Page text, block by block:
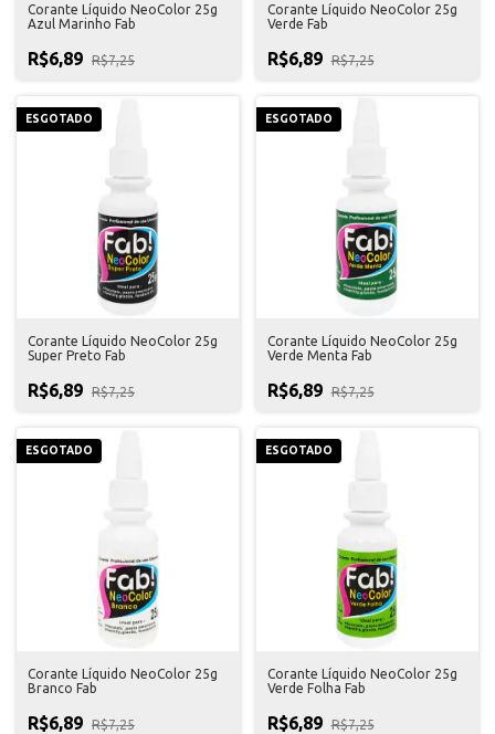
Corante Líquido NeoColor 25g
Azul Marinho Fab
R$6,89 R$7,25
Corante Líquido NeoColor 25g
Verde Fab
R$6,89 R$7,25
ESGOTADO
Corante Líquido NeoColor 25g
Super Preto Fab
R$6,89 R$7,25
ESGOTADO
Corante Líquido NeoColor 25g
Verde Menta Fab
R$6,89 R$7,25
ESGOTADO
Corante Líquido NeoColor 25g
Branco Fab
R$6,89 R$7,25
ESGOTADO
Corante Líquido NeoColor 25g
Verde Folha Fab
R$6,89 R$7,25